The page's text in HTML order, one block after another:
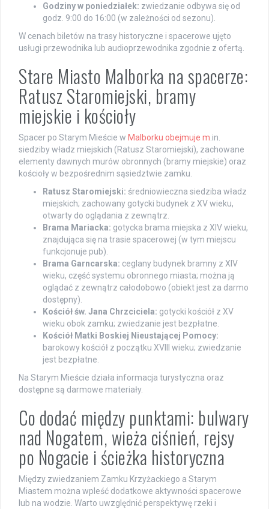
Godziny w poniedziałek: zwiedzanie odbywa się od
godz. 9:00 do 16:00 (w zależności od sezonu).
W cenach biletów na trasy historyczne i spacerowe ujęto
usługi przewodnika lub audioprzewodnika zgodnie z ofertą.
Stare Miasto Malborka na spacerze:
Ratusz Staromiejski, bramy
miejskie i kościoły
Spacer po Starym Mieście w Malborku obejmuje m .in.
siedziby władz miejskich (Ratusz Staromiejski), zachowane
elementy dawnych murów obronnych (bramy miejskie) oraz
kościoły w bezpośrednim sąsiedztwie zamku.
Ratusz Staromiejski: średniowieczna siedziba władz
miejskich; zachowany gotycki budynek z XV wieku,
otwarty do oglądania z zewnątrz.
Brama Mariacka: gotycka brama miejska z XIV wieku,
znajdująca się na trasie spacerowej (w tym miejscu
funkcjonuje pub).
Brama Garncarska: ceglany budynek bramny z XIV
wieku, część systemu obronnego miasta; można ją
oglądać z zewnątrz całodobowo (obiekt jest za darmo
dostępny).
Kościół św. Jana Chrzciciela: gotycki kościół z XV
wieku obok zamku; zwiedzanie jest bezpłatne.
Kościół Matki Boskiej Nieustającej Pomocy:
barokowy kościół z początku XVIII wieku; zwiedzanie
jest bezpłatne.
Na Starym Mieście działa informacja turystyczna oraz
dostępne są darmowe materiały.
Co dodać między punktami: bulwary
nad Nogatem, wieża ciśnień, rejsy
po Nogacie i ścieżka historyczna
Między zwiedzaniem Zamku Krzyżackiego a Starym
Miastem można wpleść dodatkowe aktywności spacerowe
lub na wodzie. Warto uwzględnić perspektywę rzeki i